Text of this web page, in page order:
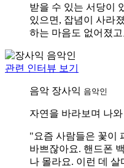
받을 수 있는 서당이
있으면, 잡념이 사라
하는 마음도 없어졌
관련 인터뷰 보기
음악 장사익 음악인
자연을 바라보며 나
"요즘 사람들은 꽃이
바쁘잖아요. 핸드폰
나 몰라요. 이런 데